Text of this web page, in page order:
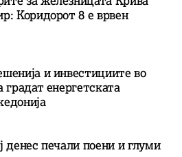
Коридорот 8 е врвен
и инвестициите во
градат енергетската
денес печали поени и глуми